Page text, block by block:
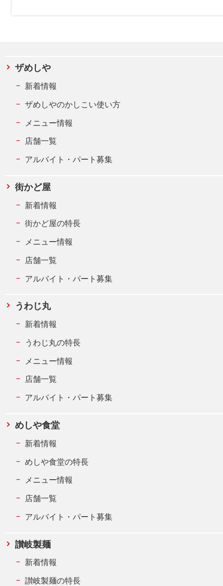
ザめしや
新着情報
ザめしやのかしこい使い方
メニュー情報
店舗一覧
アルバイト・パート募集
街かど屋
新着情報
街かど屋の特長
メニュー情報
店舗一覧
アルバイト・パート募集
うわじ丸
新着情報
うわじ丸の特長
メニュー情報
店舗一覧
アルバイト・パート募集
めしや食堂
新着情報
めしや食堂の特長
メニュー情報
店舗一覧
アルバイト・パート募集
讃岐製麺
新着情報
讃岐製麺の特長